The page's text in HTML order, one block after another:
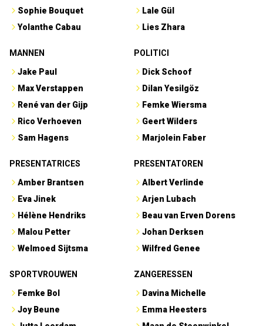
Sophie Bouquet
Yolanthe Cabau
Lale Gül
Lies Zhara
MANNEN
Jake Paul
Max Verstappen
René van der Gijp
Rico Verhoeven
Sam Hagens
POLITICI
Dick Schoof
Dilan Yesilgöz
Femke Wiersma
Geert Wilders
Marjolein Faber
PRESENTATRICES
Amber Brantsen
Eva Jinek
Hélène Hendriks
Malou Petter
Welmoed Sijtsma
PRESENTATOREN
Albert Verlinde
Arjen Lubach
Beau van Erven Dorens
Johan Derksen
Wilfred Genee
SPORTVROUWEN
Femke Bol
Joy Beune
ZANGERESSEN
Davina Michelle
Emma Heesters